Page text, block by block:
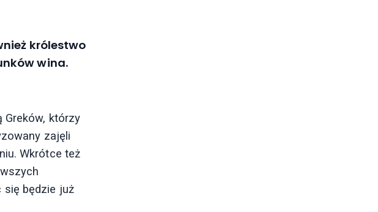
królestwo
wina.
Greków, którzy
zajęli
Wkrótce też
się będzie już